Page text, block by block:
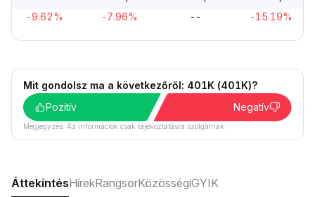
-9.62% -7.96% -- -15.19%
Mit gondolsz ma a következőről: 401K (401K)?
Pozitív
Negatív
Megjegyzés: Az információk csak tájékoztatásra szolgálnak.
ÁttekintésHírekRangsorKözösségiGYIK